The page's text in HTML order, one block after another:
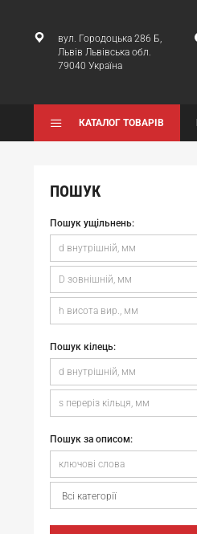
вул. Городоцька 286 Б,
Львів Львівська обл.
79040 Україна
КАТАЛОГ ТОВАРІВ
ПОШУК
Пошук ущільнень:
Пошук кілець:
Пошук за описом: